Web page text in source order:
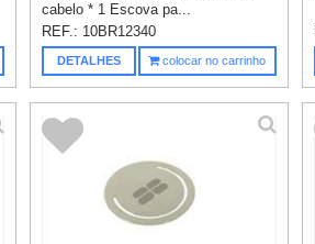
cabelo * 1 Escova pa...
REF.: 10BR12340
DETALHES colocar no carrinho